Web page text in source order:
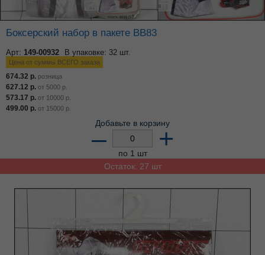
Боксерский набор в пакете ВВ83
Арт: 149-00932 В упаковке: 32 шт.
Цена от суммы ВСЕГО заказа
674.32 р. розница
627.12 р. от 5000 р.
573.17 р. от 10000 р.
499.00 р. от 15000 р.
Добавьте в корзину
– +
по 1 шт
Остаток: 27 шт